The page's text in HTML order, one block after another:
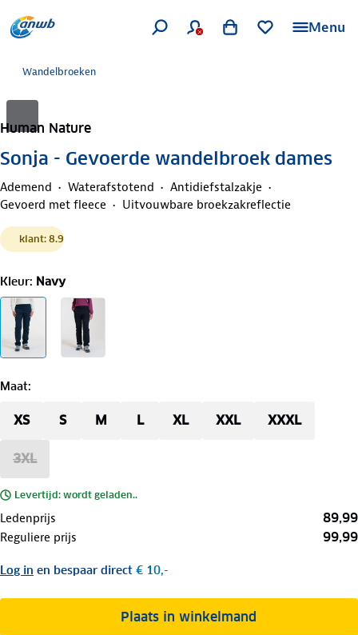
Menu
Wandelbroeken
Human Nature
Sonja - Gevoerde wandelbroek dames
Ademend Waterafstotend
Antidiefstalzakje
Gevoerd met fleece
Uitvouwbare broekzakreflectie
klant: 8.9
Kleur: Navy
Maat:
XS S M L XL XXL XXXL
3XL
Levertijd: wordt geladen..
Ledenprijs 89,99
Reguliere prijs 99,99
Log in en bespaar direct € 10,-
Plaats in winkelmand